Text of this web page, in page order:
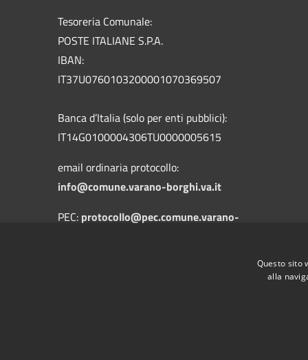
Tesoreria Comunale:
POSTE ITALIANE S.P.A.
IBAN:
IT37U0760103200001070369507
Banca d’Italia (solo per enti pubblici):
IT14G0100004306TU0000005615
email ordinaria protocollo:
info@comune.varano-borghi.va.it
PEC: protocollo@pec.comune.varano-
Questo sito
alla